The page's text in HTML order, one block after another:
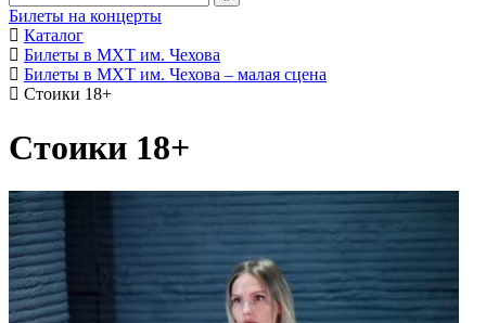
Билеты на концерты
Каталог
Билеты в МХТ им. Чехова
Билеты в МХТ им. Чехова – малая сцена
Стоики 18+
Стоики 18+